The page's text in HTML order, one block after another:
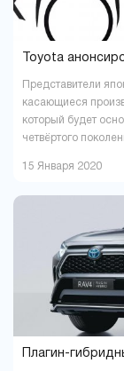
Toyota
Представители
касающиеся
который будет
четвёртого
15 Января 2020
Плагин-